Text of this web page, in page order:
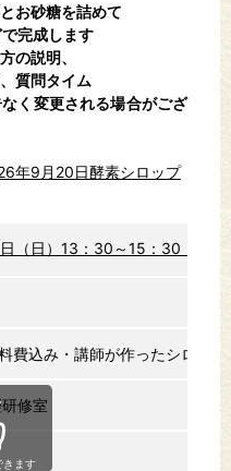
お砂糖を詰めて
完成します
の説明、
質問タイム
く変更される場合がござ
年9月20日酵素シロップ
（日）13：30～15：30 見
料費込み・講師が作ったシロッ
修室
きます